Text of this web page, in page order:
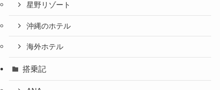
星野リゾート
沖縄のホテル
海外ホテル
搭乗記